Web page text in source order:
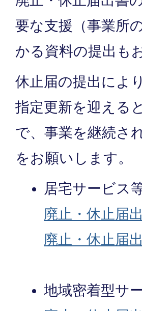
要な支援（事業所
かる資料の提出も
休止届の提出によ
指定更新を迎える
で、事業を継続さ
をお願いします。
居宅サービス
廃止・休止届
廃止・休止届
地域密着型サ